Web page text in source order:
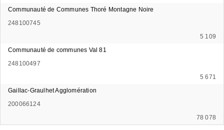
Communauté de Communes Thoré Montagne Noire
248100745
5 109
Communauté de communes Val 81
248100497
5 671
Gaillac-Graulhet Agglomération
200066124
78 078